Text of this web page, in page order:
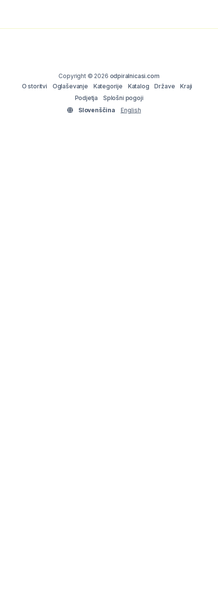
Copyright © 2026 odpiralnicasi.com
O storitvi
Oglaševanje Kategorije Katalog Države
Kraji
Podjetja
Splošni pogoji
Slovenščina
English